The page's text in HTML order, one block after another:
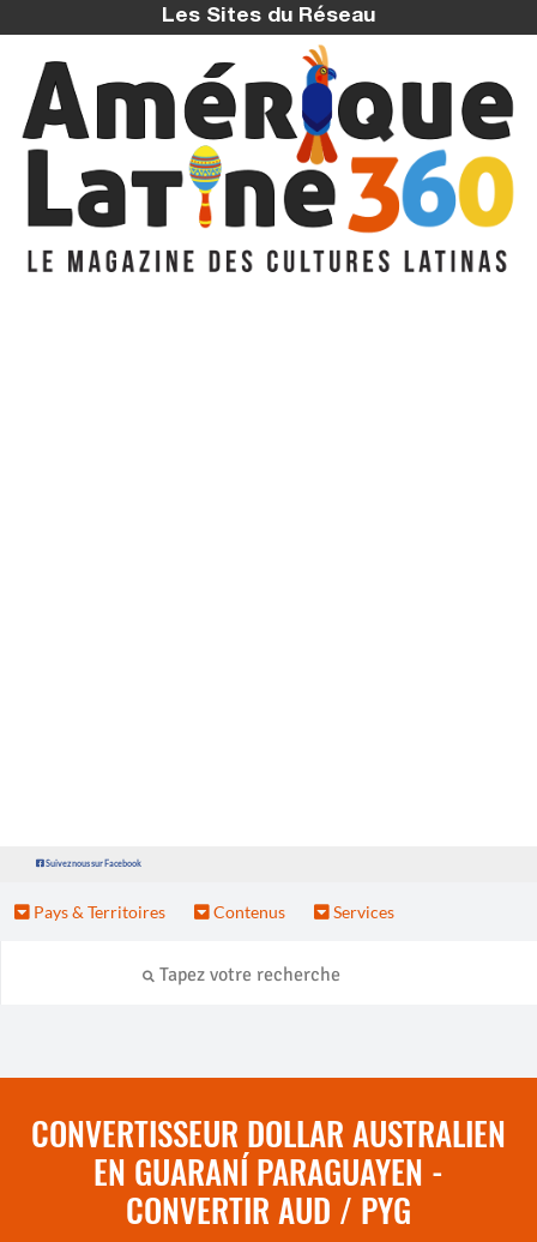
Les Sites du Réseau
Suivez nous sur Facebook
Pays & Territoires Contenus Services
CONVERTISSEUR DOLLAR AUSTRALIEN
EN GUARANÍ PARAGUAYEN -
CONVERTIR AUD / PYG